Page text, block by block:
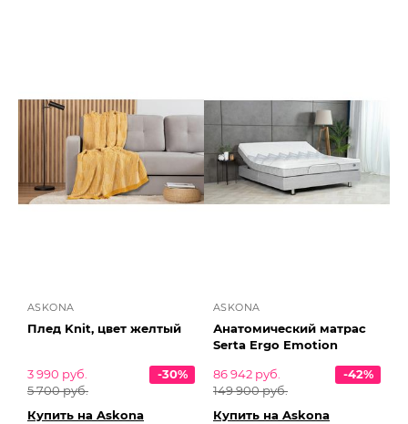
ASKONA
Плед Knit, цвет желтый
3 990 руб.
5 700 руб.
-30%
Купить на Askona
ASKONA
Анатомический матрас
Serta Ergo Emotion
86 942 руб.
149 900 руб.
-42%
Купить на Askona